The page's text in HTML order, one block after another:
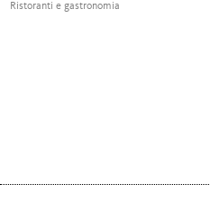
Ristoranti e gastronomia